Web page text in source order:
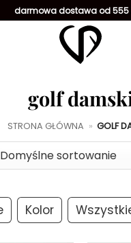
darmowa dostawa od 555
golf
STRONA GŁÓWNA » GOLF
Kolor